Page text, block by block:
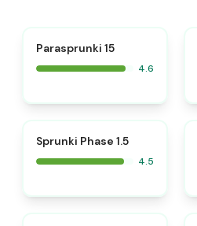
Parasprunki 15
4.6
Sprunki Phase 1.5
4.5